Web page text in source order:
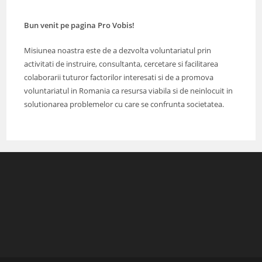
Bun venit pe pagina Pro Vobis!
Misiunea noastra este de a dezvolta voluntariatul prin
activitati de instruire, consultanta, cercetare si facilitarea
colaborarii tuturor factorilor interesati si de a promova
voluntariatul in Romania ca resursa viabila si de neinlocuit in
solutionarea problemelor cu care se confrunta societatea.